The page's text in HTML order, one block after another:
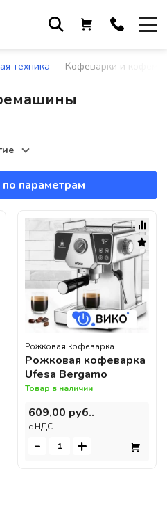
по пятницу
+375 29 861 18 28
вопросам
t.by
и доставка
г. Минск, ул. Крупской, д.
пом. 38, оф. №1
техника - Кофеварки и
параметрам
Рожковая кофеварка
Рожковая кофеварка
Ufesa Bergamo
Товар в наличии
609,00 руб..
c НДС
- +